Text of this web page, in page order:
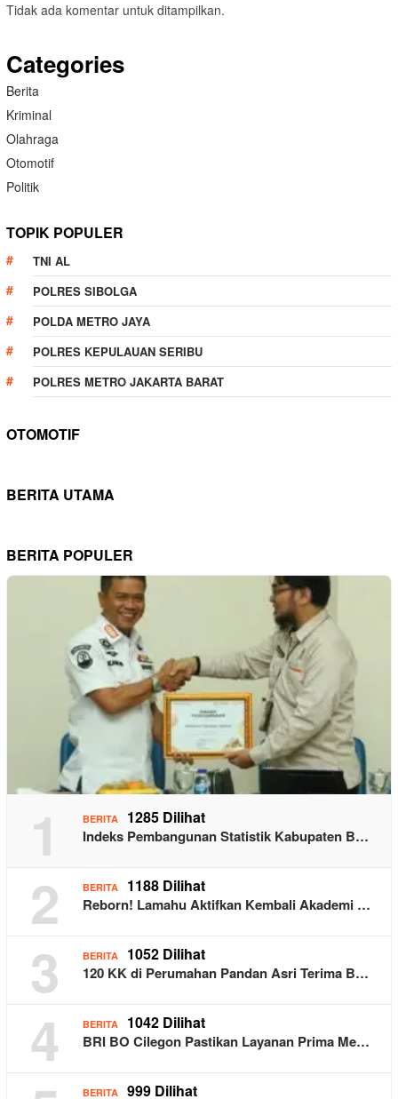
Tidak ada komentar untuk ditampilkan.
Categories
Berita
Kriminal
Olahraga
Otomotif
Politik
TOPIK POPULER
TNI AL
POLRES SIBOLGA
POLDA METRO JAYA
POLRES KEPULAUAN SERIBU
POLRES METRO JAKARTA BARAT
OTOMOTIF
BERITA UTAMA
BERITA POPULER
1 BERITA 1285 Dilihat
Indeks Pembangunan Statistik Kabupaten B…
2 BERITA 1188 Dilihat
Reborn! Lamahu Aktifkan Kembali Akademi …
3 BERITA 1052 Dilihat
120 KK di Perumahan Pandan Asri Terima B…
4 BERITA 1042 Dilihat
BRI BO Cilegon Pastikan Layanan Prima Me…
BERITA 999 Dilihat